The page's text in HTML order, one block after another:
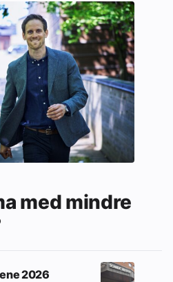
med mindre
2026